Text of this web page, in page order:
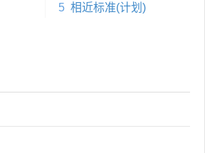
5 相近标准(计划)